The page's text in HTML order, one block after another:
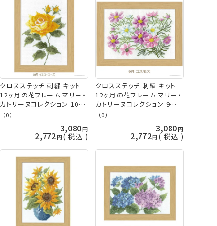
クロスステッチ 刺繍 キット
12ヶ月の花フレーム マリー・
カトリーヌコレクション 10月
イエローローズ 7517 クロス
（0）
3,080
2,772 税込
クロスステッチ 刺繍 キット
12ヶ月の花フレーム マリー・
カトリーヌコレクション 9月
コスモス 7516 クロスステッ
（0）
3,080
2,772 税込